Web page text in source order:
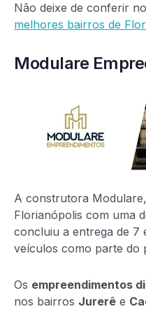
Não deixe de conferir
melhores bairros de
Modulare
A construtora
Florianópolis com uma
concluiu a entrega de 7
veículos como parte do
Os empreendimentos
nos bairros Jurerê e